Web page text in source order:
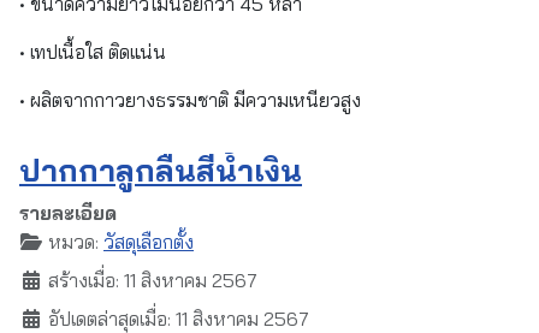
• เทปเนื้อใส ติดแน่น
• ผลิตจากกาวยางธรรมชาติ มีความเหนียวสูง
ปากกาลูกลื่นสีน้ำเงิน
รายละเอียด
หมวด: วัสดุเลือกตั้ง
สร้างเมื่อ: 11 สิงหาคม 2567
อัปเดตล่าสุดเมื่อ: 11 สิงหาคม 2567